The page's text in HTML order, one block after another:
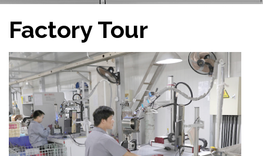
Factory Tour